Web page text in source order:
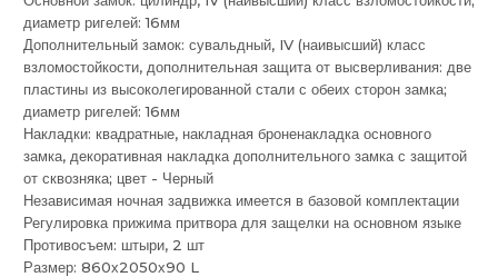
диаметр ригелей: 16мм
Дополнительный замок: сувальдный, IV (наивысший) класс
взломостойкости, дополнительная защита от высверливания: две
пластины из высоколегированной стали с обеих сторон замка;
диаметр ригелей: 16мм
Накладки: квадратные, накладная броненакладка основного
замка, декоративная накладка дополнительного замка с защитой
от сквозняка; цвет - Черный
Независимая ночная задвижка имеется в базовой комплектации
Регулировка прижима притвора для защелки на основном языке
Противосъем: штыри, 2 шт
Размер: 860х2050х90 L